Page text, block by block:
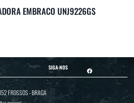
EMBRACO UNJ9226GS
SIGA-NOS
FROSSOS - BRAGA